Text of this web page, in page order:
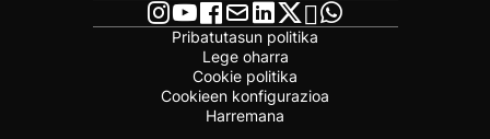
Pribatutasun politika
Lege oharra
Cookie politika
Cookieen konfigurazioa
Harremana